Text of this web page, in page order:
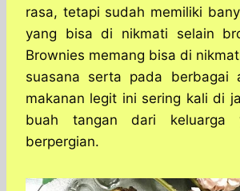
rasa, tetapi sudah memiliki
yang bisa di nikmati selain
Brownies memang bisa di
suasana serta pada berbagai
makanan legit ini sering kali di
buah tangan dari keluarga
berpergian.